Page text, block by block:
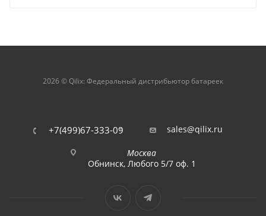
2026 © Qilix: Федеральный дистрибьютор батареек
+7(499)67-333-09 sales@qilix.ru
Москва
Обнинск, Любого 5/7 оф. 1